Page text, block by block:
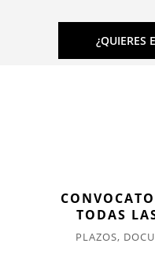
¿QUIERES
TODAS
PLAZOS,